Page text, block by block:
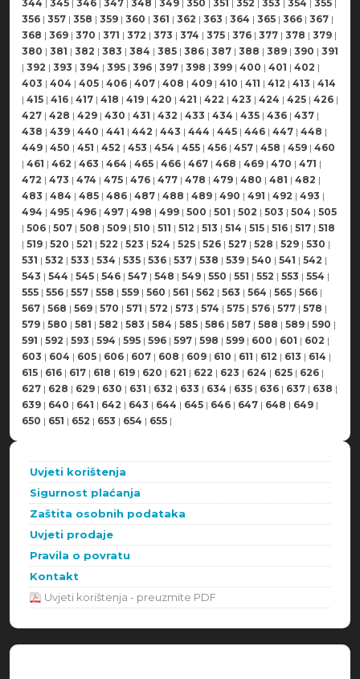
344 345 346 347 348 349 350 351 352 353 354 355
356 | 357 | 358 | 359 | 360 | 361 | 362 | 363 | 364 | 365 | 366 | 367 |
368 | 369 | 370 | 371 | 372 | 373 | 374 | 375 | 376 | 377 | 378 | 379 |
380 | 381 | 382 | 383 | 384 | 385 | 386 | 387 | 388 | 389 | 390 | 391
| 392 | 393 | 394 | 395 | 396 | 397 | 398 | 399 | 400 | 401 | 402 |
403 | 404 | 405 | 406 | 407 | 408 | 409 | 410 | 411 | 412 | 413 | 414
| 415 | 416 | 417 | 418 | 419 | 420 | 421 | 422 | 423 | 424 | 425 | 426 |
427 | 428 | 429 | 430 | 431 | 432 | 433 | 434 | 435 | 436 | 437 |
438 | 439 | 440 | 441 | 442 | 443 | 444 | 445 | 446 | 447 | 448 |
449 | 450 | 451 | 452 | 453 | 454 | 455 | 456 | 457 | 458 | 459 | 460
| 461 | 462 | 463 | 464 | 465 | 466 | 467 | 468 | 469 | 470 | 471 |
472 | 473 | 474 | 475 | 476 | 477 | 478 | 479 | 480 | 481 | 482 |
483 | 484 | 485 | 486 | 487 | 488 | 489 | 490 | 491 | 492 | 493 |
494 | 495 | 496 | 497 | 498 | 499 | 500 | 501 | 502 | 503 | 504 | 505
| 506 | 507 | 508 | 509 | 510 | 511 | 512 | 513 | 514 | 515 | 516 | 517 | 518
| 519 | 520 | 521 | 522 | 523 | 524 | 525 | 526 | 527 | 528 | 529 | 530 |
531 | 532 | 533 | 534 | 535 | 536 | 537 | 538 | 539 | 540 | 541 | 542 |
543 | 544 | 545 | 546 | 547 | 548 | 549 | 550 | 551 | 552 | 553 | 554 |
555 | 556 | 557 | 558 | 559 | 560 | 561 | 562 | 563 | 564 | 565 | 566 |
567 | 568 | 569 | 570 | 571 | 572 | 573 | 574 | 575 | 576 | 577 | 578 |
579 | 580 | 581 | 582 | 583 | 584 | 585 | 586 | 587 | 588 | 589 | 590 |
591 | 592 | 593 | 594 | 595 | 596 | 597 | 598 | 599 | 600 | 601 | 602 |
603 | 604 | 605 | 606 | 607 | 608 | 609 | 610 | 611 | 612 | 613 | 614 |
615 | 616 | 617 | 618 | 619 | 620 | 621 | 622 | 623 | 624 | 625 | 626 |
627 | 628 | 629 | 630 | 631 | 632 | 633 | 634 | 635 | 636 | 637 | 638 |
639 | 640 | 641 | 642 | 643 | 644 | 645 | 646 | 647 | 648 | 649 |
650 | 651 | 652 | 653 | 654 | 655 |
Uvjeti korištenja
Sigurnost plaćanja
Zaštita osobnih podataka
Uvjeti prodaje
Pravila o povratu
Kontakt
Uvjeti korištenja - preuzmite PDF